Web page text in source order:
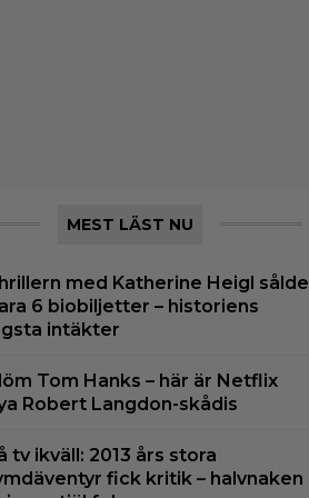
MEST LÄST NU
med Katherine Heigl sålde
6 biobiljetter – historiens
intäkter
Tom Hanks – här är Netflix
Robert Langdon-skådis
tv ikväll: 2013 års stora
fick kritik – halvnaken